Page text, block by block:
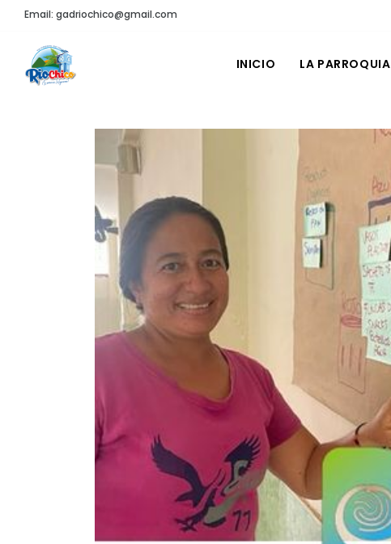
Email: gadriochico@gmail.com
INICIO LA PARROQUIA